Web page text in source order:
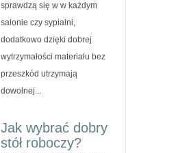
sprawdzą się w w każdym
salonie czy sypialni,
dodatkowo dzięki dobrej
wytrzymałości materiału bez
przeszkód utrzymają
dowolnej...
Jak wybrać dobry
stół roboczy?